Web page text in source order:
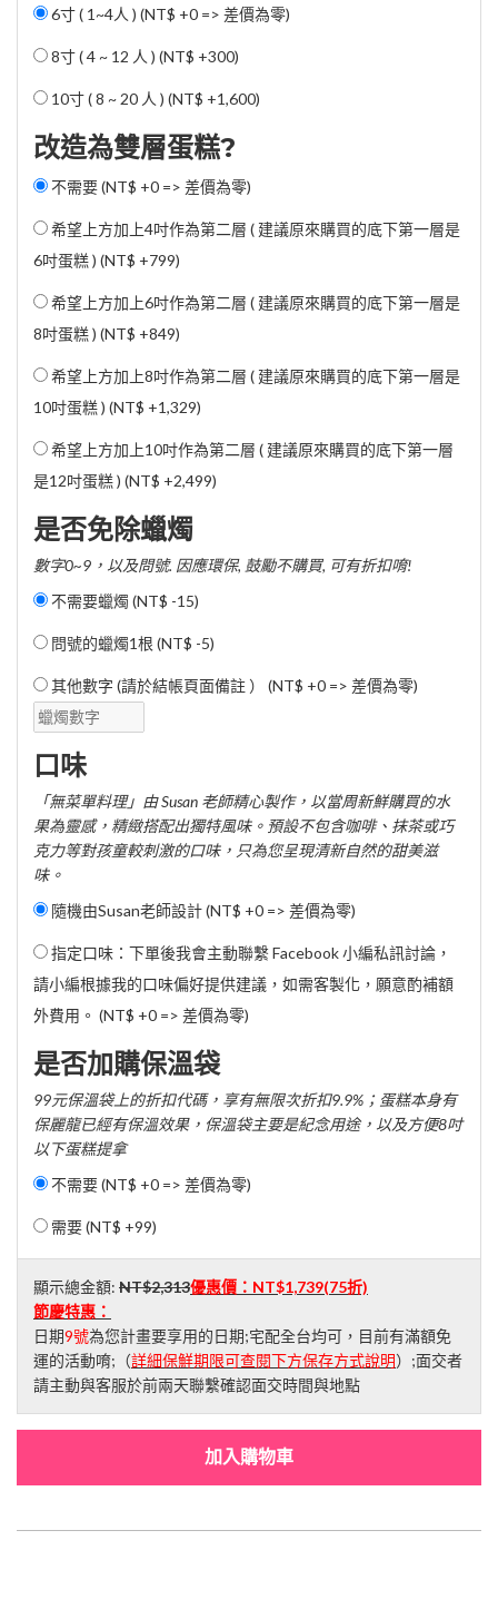
6寸 ( 1~4人 ) (NT$ +0 => 差價為零)
8寸 ( 4 ~ 12 人 ) (NT$ +300)
10寸 ( 8 ~ 20 人 ) (NT$ +1,600)
改造為雙層蛋糕?
不需要 (NT$ +0 => 差價為零)
希望上方加上4吋作為第二層 ( 建議原來購買的底下第一層是
6吋蛋糕 ) (NT$ +799)
希望上方加上6吋作為第二層 ( 建議原來購買的底下第一層是
8吋蛋糕 ) (NT$ +849)
希望上方加上8吋作為第二層 ( 建議原來購買的底下第一層是
10吋蛋糕 ) (NT$ +1,329)
希望上方加上10吋作為第二層 ( 建議原來購買的底下第一層
是12吋蛋糕 ) (NT$ +2,499)
是否免除蠟燭
數字0~9，以及問號. 因應環保, 鼓勵不購買, 可有折扣唷!
不需要蠟燭 (NT$ -15)
問號的蠟燭1根 (NT$ -5)
其他數字 (請於結帳頁面備註 ） (NT$ +0 => 差價為零)
口味
「無菜單料理」由 Susan 老師精心製作，以當周新鮮購買的水
果為靈感，精緻搭配出獨特風味。預設不包含咖啡、抹茶或巧
克力等對孩童較刺激的口味，只為您呈現清新自然的甜美滋
味。
隨機由Susan老師設計 (NT$ +0 => 差價為零)
指定口味：下單後我會主動聯繫 Facebook 小編私訊討論，
請小編根據我的口味偏好提供建議，如需客製化，願意酌補額
外費用。 (NT$ +0 => 差價為零)
是否加購保溫袋
99元保溫袋上的折扣代碼，享有無限次折扣9.9%；蛋糕本身有
保麗龍已經有保溫效果，保溫袋主要是紀念用途，以及方便8吋
以下蛋糕提拿
不需要 (NT$ +0 => 差價為零)
需要 (NT$ +99)
顯示總金額: NT$2,313優惠價： NT$1,739(75折)
節慶特惠：
日期9號為您計畫要享用的日期;宅配全台均可，目前有滿額免
運的活動唷;（詳細保鮮期限可查閱下方保存方式說明）;面交者
請主動與客服於前兩天聯繫確認面交時間與地點
加入購物車